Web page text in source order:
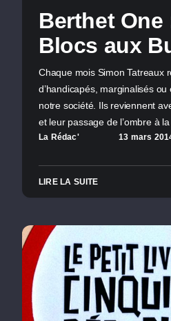
Berthet One
Blocs aux
Chaque mois Simon Tatreaux
d’handicapés, marginalisés
notre société. Ils reviennent
et leur passage de l’ombre à
La Rédac' 13 mars
LIRE LA SUITE